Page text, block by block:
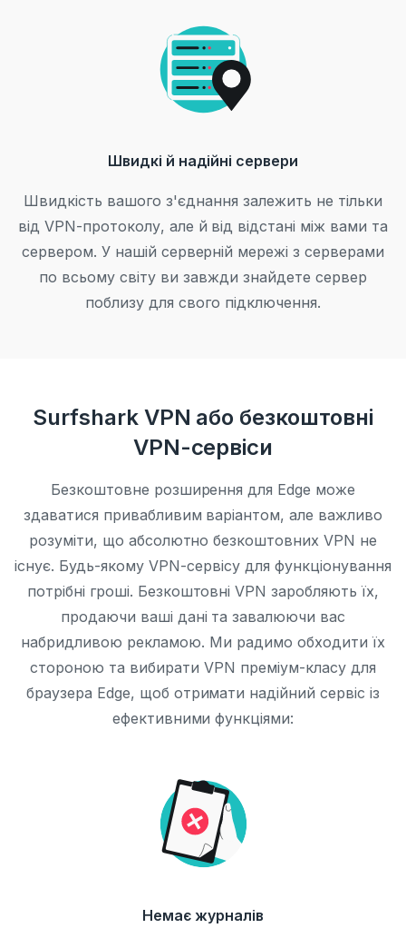
Швидкі й надійні сервери
Швидкість вашого з'єднання залежить не тільки
від VPN-протоколу, але й від відстані між вами та
сервером. У нашій серверній мережі з серверами
по всьому світу ви завжди знайдете сервер
поблизу для свого підключення.
Surfshark VPN або безкоштовні
VPN-сервіси
Безкоштовне розширення для Edge може
здаватися привабливим варіантом, але важливо
розуміти, що абсолютно безкоштовних VPN не
існує. Будь-якому VPN-сервісу для функціонування
потрібні гроші. Безкоштовні VPN заробляють їх,
продаючи ваші дані та завалюючи вас
набридливою рекламою. Ми радимо обходити їх
стороною та вибирати VPN преміум-класу для
браузера Edge, щоб отримати надійний сервіс із
ефективними функціями:
Немає журналів